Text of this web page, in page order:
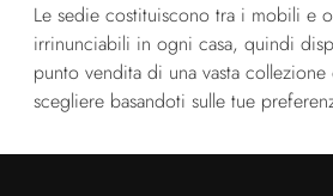
Le sedie costituiscono tra i mobili e
irrinunciabili in ogni casa, quindi
punto vendita di una vasta
scegliere basandoti sulle tue